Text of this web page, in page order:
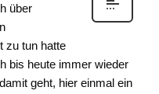
über
zu tun hatte
bis heute immer wieder
geht, hier einmal ein